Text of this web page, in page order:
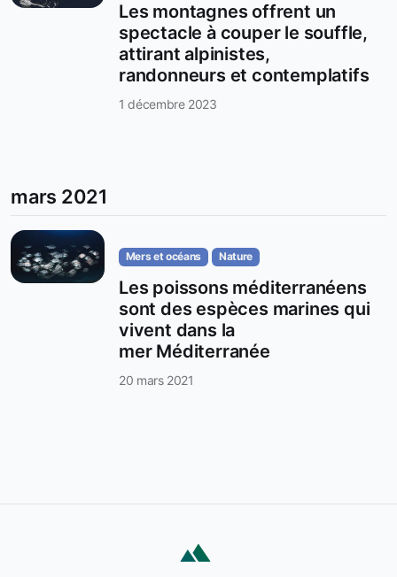
Les montagnes offrent un
spectacle à couper le souffle,
attirant alpinistes,
randonneurs et contemplatifs
1 décembre 2023
mars 2021
Mers et océans Nature
Les poissons méditerranéens
sont des espèces marines qui
vivent dans la
mer Méditerranée
20 mars 2021
Aridarum